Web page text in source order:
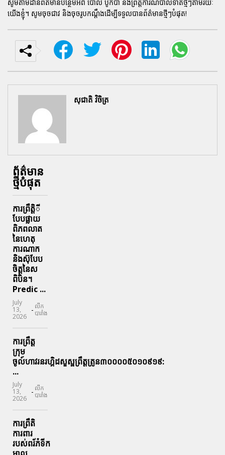
សូមតាមដានព័ត៌មានបន្ថែមអំពី ប៉ោល ប៉ូកបា និងព្រឹត្តិការណ៍បាល់ទាត់ថ្មីៗតាមរយៈ
យើងខ្ញុំ។ សូមចុចជាវ និងចុចរូបកណ្តឹងដើម្បីទទួលបានព័ត៌មានថ្មីៗបំផុត!
សុជាតិ វិចិត្រ
ព័ត៌មាន
ថ្មីបំផុត
ការព្រឹតិ្តី
បែបផ្លាយ
ពិភពលាត
នៃហេតុ
ការណាក
និងស៊ុបែប
ចិត្តនៃស
ពិបិន។
Predic ...
July
13,
2026
- លីក
បារាំង
ការព្រឹត្ត
ក្រុម
ចូល៍ហាវរនរហ្គិដសួស្ផព្រឹត្តត្រូន៣០០០០៥០១០៩១៩:
...
July
13,
2026
- លីក
បារាំង
ការព្រឹតិ
ការពារ
របស់ពរ័ភ៎ទីក